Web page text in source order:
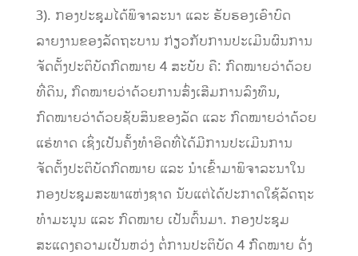
3). ກອງປະຊຸມໄດ້ພິຈາລະນາ ແລະ ຮັບຮອງເອົາບົດ
ລາຍງານຂອງລັດຖະບານ ກ່ຽວກັບການປະເມີນຜົນການ
ຈັດຕັ້ງປະຕິບັດກົດໝາຍ 4 ສະບັບ ຄື: ກົດໝາຍວ່າດ້ວຍ
ທີ່ດິນ, ກົດໝາຍວ່າດ້ວຍການສົ່ງເສີມການລົງທຶນ,
ກົດໝາຍວ່າດ້ວຍຊັບສິນຂອງລັດ ແລະ ກົດໝາຍວ່າດ້ວຍ
ແຮ່ທາດ ເຊິ່ງເປັນຄັ້ງທໍາອິດທີ່ໄດ້ມີການປະເມີນການ
ຈັດຕັ້ງປະຕິບັດກົດໝາຍ ແລະ ນໍາເຂົ້າມາພິຈາລະນາໃນ
ກອງປະຊຸມສະພາແຫ່ງຊາດ ນັບແຕ່ໄດ້ປະກາດໃຊ້ລັດຖະ
ທໍາມະນູນ ແລະ ກົດໝາຍ ເປັນຕົ້ນມາ. ກອງປະຊຸມ
ສະແດງຄວາມເປັນຫວ່ງ ຕໍ່ການປະຕິບັດ 4 ກົົດໝາຍ ດັ່ງ